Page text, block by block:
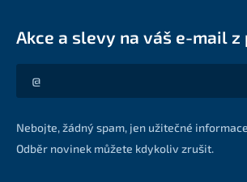
Akce a slevy na váš e-mail
Akce a slevy na váš e-mail z první ruky
Nebojte, žádný spam, jen užitečné
Odběr novinek můžete kdykoliv zrušit.